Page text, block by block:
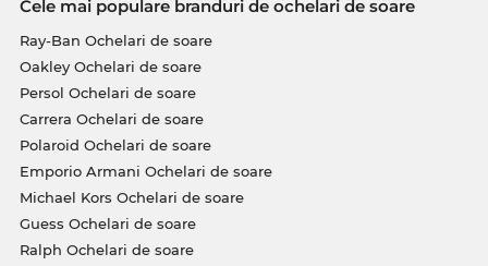
Cele mai populare branduri de ochelari de soare
Ray-Ban Ochelari de soare
Oakley Ochelari de soare
Persol Ochelari de soare
Carrera Ochelari de soare
Polaroid Ochelari de soare
Emporio Armani Ochelari de soare
Michael Kors Ochelari de soare
Guess Ochelari de soare
Ralph Ochelari de soare